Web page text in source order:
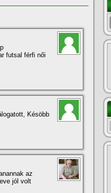
futsal férfi női
Késöbb
az
jól volt